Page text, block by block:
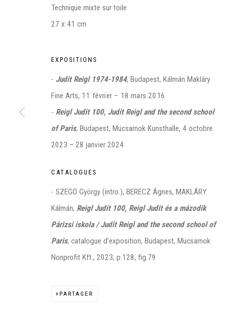
JUDIT REIGL 1974-1984
Manage cookies
Technique mixte sur toile
27 x 41 cm
EXPOSITIONS
- Judit Reigl 1974-1984, Budapest, Kálmán Makláry
Fine Arts, 11 février – 18 mars 2016
- Reigl Judit 100, Judit Reigl and the second school
of Paris, Budapest, Mücsarnok Kunsthalle, 4 octobre
2023 – 28 janvier 2024
CATALOGUES
- SZEGÖ György (intro.), BERECZ Ágnes, MAKLÁRY
Kálmán, Reigl Judit 100, Reigl Judit és a mázodik
Párizsi iskola / Judit Reigl and the second school of
Paris, catalogue d’exposition, Budapest, Mücsarnok
Nonprofit Kft., 2023, p.128, fig.79
PARTAGER